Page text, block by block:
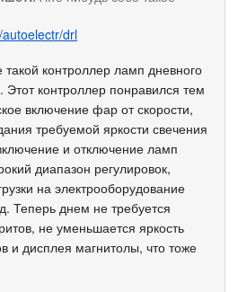
drl
контроллер ламп дневного
контроллер понравился тем
включение фар от скорости,
требуемой яркости свечения
и отключение ламп
диапазон регулировок,
на электрооборудование
Теперь днем не требуется
не уменьшается яркость
и дисплея магнитолы, что тоже